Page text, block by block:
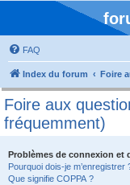
FAQ
Index du forum Foire
Foire aux
fréquemment)
Problèmes de connexion et
Pourquoi dois-je m’enregistrer
Que signifie COPPA ?